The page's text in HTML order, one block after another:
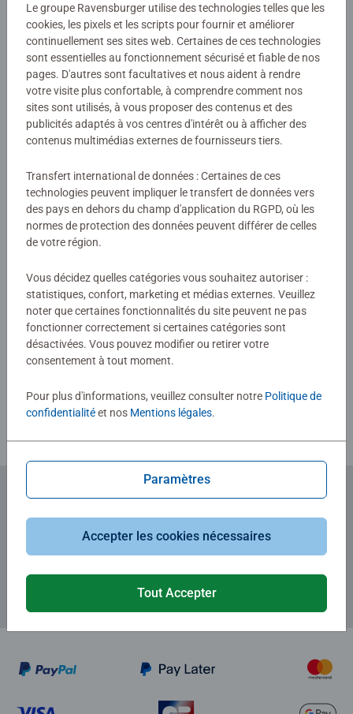
Nos puzzles pour enfants de 100 pièces avec des pièces
XXL sont fabriqués à partir de matériaux de première
qualité et mesurent 49 x 36 cm une fois assemblés. Des
puzzles parfaits pour les enfants de 6 ans et plus.
Conformes à toutes les normes de test britanniques et
européennes requises.
Marque de puzzles la plus vendue au monde - Avec plus
sont des cadeaux idéaux pour les garçons et les filles.
Des jouets parfaits pour votre enfant - Les puzzles pour
les tout-petits et les enfants de tous âges contribuent au
développement de l'enfant tout en jouant, en développant
créativité. #Positivelypuzzling - Des moments de plaisir
en famille aux bienfaits à long terme pour la santé et aux
moments de pleine conscience au quotidien, les puzzles
ont tellement d'avantages ! Ils constituent un excellent
cadeau d'anniversaire ou un superbe cadeau de Noël
Numéro d'article:
12004128
EAN:
4005555041283
Avertissements et informations du fabricant
Produits similaires
Aucune évaluation n'a encore été
soumise
0/0
Rédiger une évaluation
Consignes d'évaluation
Abonnez-vous à notre newsletter
et recevez un bon d'achat de 5€.
Le groupe Ravensburger utilise des technologies telles que les
cookies, les pixels et les scripts pour fournir et améliorer
continuellement ses sites web. Certaines de ces technologies
sont essentielles au fonctionnement sécurisé et fiable de nos
pages. D'autres sont facultatives et nous aident à rendre
votre visite plus confortable, à comprendre comment nos
sites sont utilisés, à vous proposer des contenus et des
publicités adaptés à vos centres d'intérêt ou à afficher des
contenus multimédias externes de fournisseurs tiers.
Transfert international de données : Certaines de ces
technologies peuvent impliquer le transfert de données vers
des pays en dehors du champ d'application du RGPD, où les
normes de protection des données peuvent différer de celles
de votre région.
Vous décidez quelles catégories vous souhaitez autoriser :
statistiques, confort, marketing et médias externes. Veuillez
noter que certaines fonctionnalités du site peuvent ne pas
fonctionner correctement si certaines catégories sont
désactivées. Vous pouvez modifier ou retirer votre
consentement à tout moment.
Pour plus d'informations, veuillez consulter notre Politique de
confidentialitéet nos Mentions légales.
Paramètres
Accepter les cookies nécessaires
Tout Accepter